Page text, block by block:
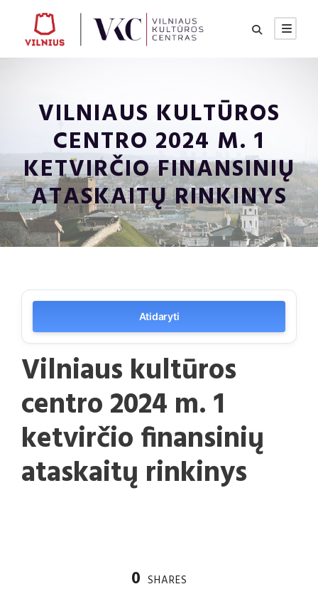
VILNIAUS KULTŪROS
CENTRO 2024 M. 1
KETVIRČIO FINANSINIŲ
ATASKAITŲ RINKINYS
Atidaryti
Vilniaus kultūros
centro 2024 m. 1
ketvirčio finansinių
ataskaitų rinkinys
0 SHARES